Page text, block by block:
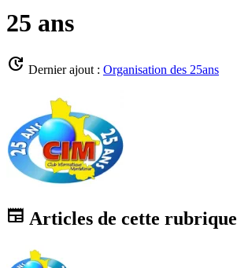
25 ans
update Dernier ajout : Organisation des 25ans
newspaper Articles de cette rubrique